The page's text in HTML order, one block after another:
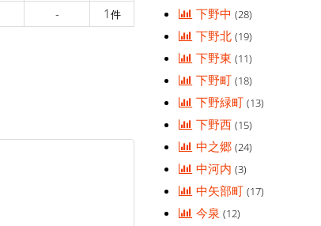
- 1 件 下野中(28)
下野北(19)
下野東(11)
下野町(18)
下野緑町(13)
下野西(15)
中之郷(24)
中河内(3)
中矢部町(17)
今泉(12)